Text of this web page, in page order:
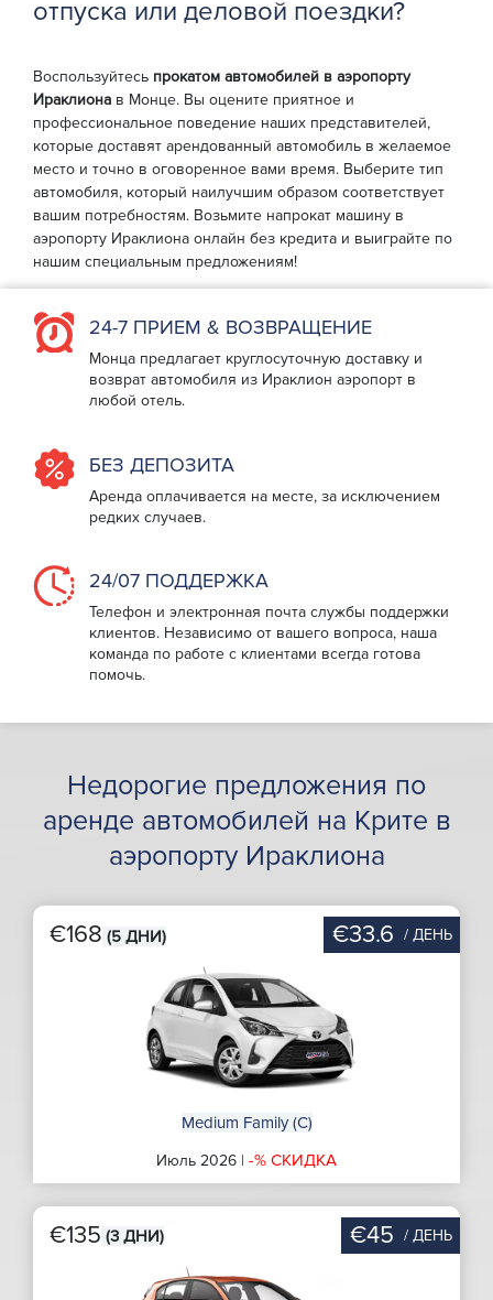
отпуска или деловой поездки?
Воспользуйтесь прокатом автомобилей в аэропорту
Ираклиона в Монце. Вы оцените приятное и
профессиональное поведение наших представителей,
которые доставят арендованный автомобиль в желаемое
место и точно в оговоренное вами время. Выберите тип
автомобиля, который наилучшим образом соответствует
вашим потребностям. Возьмите напрокат машину в
аэропорту Ираклиона онлайн без кредита и выиграйте по
нашим специальным предложениям!
24-7 ПРИЕМ & ВОЗВРАЩЕНИЕ
Монца предлагает круглосуточную доставку и
возврат автомобиля из Ираклион аэропорт в
любой отель.
БЕЗ ДЕПОЗИТА
Аренда оплачивается на месте, за исключением
редких случаев.
24/07 ПОДДЕРЖКА
Телефон и электронная почта службы поддержки
клиентов. Независимо от вашего вопроса, наша
команда по работе с клиентами всегда готова
помочь.
Недорогие предложения по
аренде автомобилей на Крите в
аэропорту Ираклиона
€168 (5 ДНИ) €33.6 / ДЕНЬ
Medium Family (C)
Июль 2026 | -% СКИДКА
€135 (3 ДНИ) €45 / ДЕНЬ